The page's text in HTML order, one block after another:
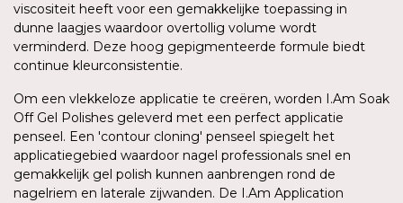
viscositeit heeft voor een gemakkelijke toepassing in
dunne laagjes waardoor overtollig volume wordt
verminderd. Deze hoog gepigmenteerde formule biedt
continue kleurconsistentie.
Om een vlekkeloze applicatie te creëren, worden I.Am Soak
Off Gel Polishes geleverd met een perfect applicatie
penseel. Een 'contour cloning' penseel spiegelt het
applicatiegebied waardoor nagel professionals snel en
gemakkelijk gel polish kunnen aanbrengen rond de
nagelriem en laterale zijwanden. De I.Am Application